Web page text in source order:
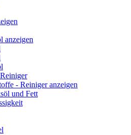
anzeigen
- Reiniger anzeigen
und Fett